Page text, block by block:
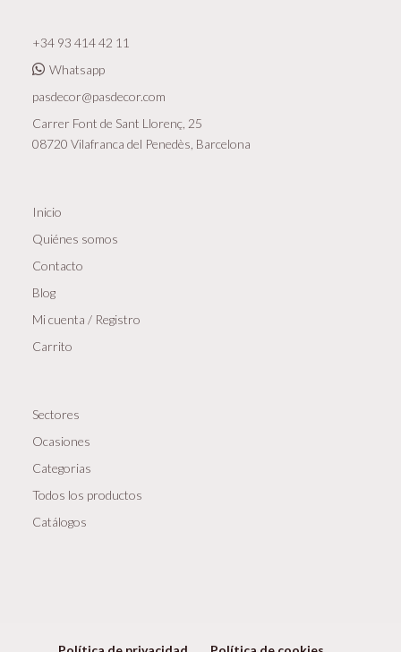
+34 93 414 42 11
Whatsapp
pasdecor@pasdecor.com
Carrer Font de Sant Llorenç, 25
08720 Vilafranca del Penedès, Barcelona
Inicio
Quiénes somos
Contacto
Blog
Mi cuenta / Registro
Carrito
Sectores
Ocasiones
Categorias
Todos los productos
Catálogos